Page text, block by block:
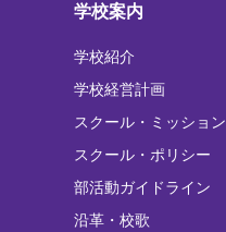
学校案内
学校紹介
学校経営計画
スクール・ミッション
スクール・ポリシー
部活動ガイドライン
沿革・校歌